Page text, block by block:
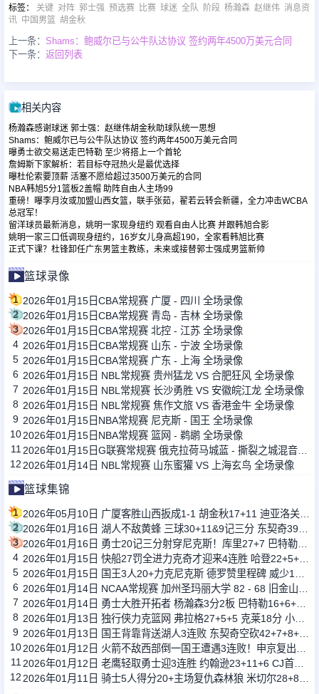
标签： 关键 对阵 郭士强 预选赛 比赛 球迷 全队 阶段 杨瀚森 赵继伟 消息资
讯 中国男篮 胡金秋
上一条： Shams：鲍威尔已与公牛队达协议 签约两年4500万美元合同
下一条： 返回列表
相关内容
杨瀚森感谢球迷 郭士强：赵继伟胡金秋助球队统一思想
Shams：鲍威尔已与公牛队达协议 签约两年4500万美元合同
曝勇士欲交易送走巴特勒 至少将搭上一个首轮
詹姆斯下家解析：若目标夺冠热火是最优选择
曝杜伦索要顶薪 活塞不愿给超过3500万美元的合同
NBA韩旭5分1篮板2盖帽 助阵自由人主场99
重磅！曝李月汝或加盟山西女篮，联手张茹，翟若云转会新疆，全力冲击WCBA
总冠军！
留洋球员最新消息，姚明一家现身纽约 观看自由人比赛 并跟韩旭合影
姚明一家三口低调现身纽约，16岁女儿身高超190，全家看韩旭比赛
正式下课？杜锋卸任广东男篮主教练，未来或接替郭士强成男篮新帅
篮球录像
1 2026年01月15日CBA常规赛 广厦 - 四川 全场录像
2 2026年01月15日CBA常规赛 青岛 - 吉林 全场录像
3 2026年01月15日CBA常规赛 北控 - 江苏 全场录像
4 2026年01月15日CBA常规赛 山东 - 宁波 全场录像
5 2026年01月15日CBA常规赛 广东 - 上海 全场录像
6 2026年01月15日 NBL常规赛 贵州猛龙 VS 合肥狂风 全场录像
7 2026年01月15日 NBL常规赛 长沙勇胜 VS 安徽皖江龙 全场录像
8 2026年01月15日 NBL常规赛 焦作文旅 VS 香港金牛 全场录像
9 2026年01月15日NBA常规赛 尼克斯 - 国王 全场录像
102026年01月15日NBA常规赛 篮网 - 鹈鹕 全场录像
11
12 2026年01月14日 NBL常规赛 山东蜜獾 VS 上海玄鸟 全场录像
篮球集锦
1
2
3
4
5
6
7
8
9
10
11
12